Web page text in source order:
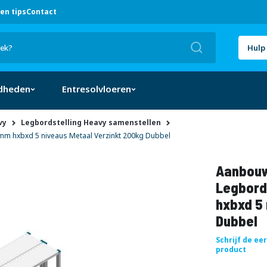
tipsContact
Hulp
Entresolvloeren
Legbordstelling Heavy samenstellen
hxbxd 5 niveaus Metaal Verzinkt 200kg Dubbel
hxbxd
Dubbel
Schrijf de
product